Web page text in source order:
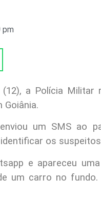
pm
a Polícia Militar
Goiânia.
um SMS ao
os
e apareceu
um carro no fundo.